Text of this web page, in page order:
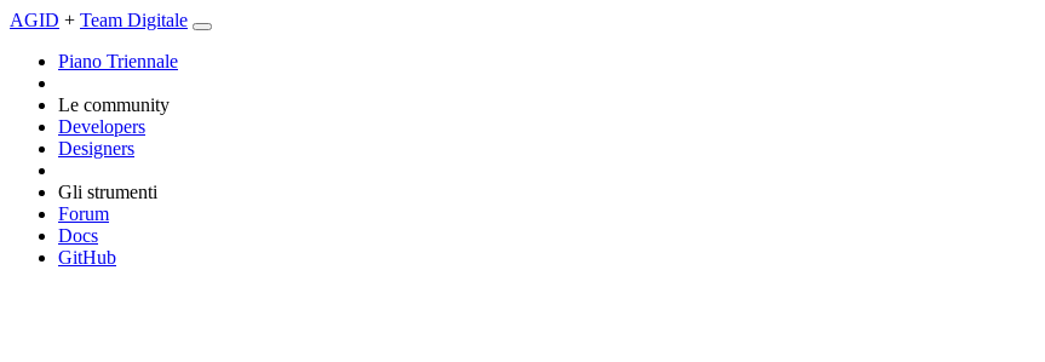
AGID + Team Digitale
Piano Triennale
Le community
Developers
Designers
Gli strumenti
Forum
Docs
GitHub